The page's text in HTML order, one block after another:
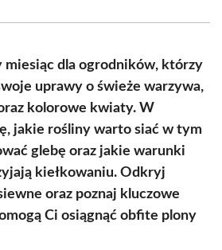
miesiąc dla ogrodników, którzy
uprawy o świeże warzywa,
kolorowe kwiaty. W
jakie rośliny warto siać w tym
glebę oraz jakie warunki
kiełkowaniu. Odkryj
oraz poznaj kluczowe
Ci osiągnąć obfite plony